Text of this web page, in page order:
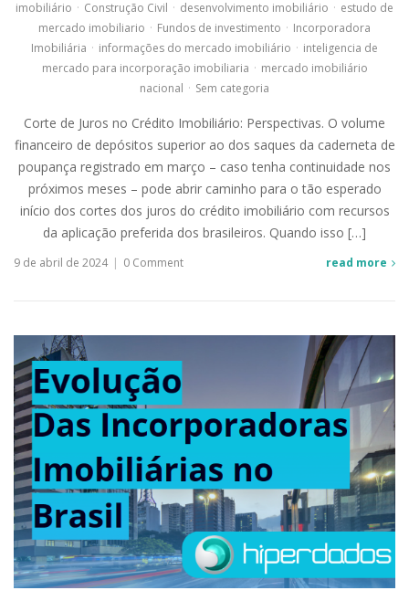
imobiliário · Construção Civil · desenvolvimento imobiliário · estudo de
mercado imobiliario · Fundos de investimento · Incorporadora
Imobiliária · informações do mercado imobiliário · inteligencia de
mercado para incorporação imobiliaria · mercado imobiliário
nacional · Sem categoria
Corte de Juros no Crédito Imobiliário: Perspectivas. O volume
financeiro de depósitos superior ao dos saques da caderneta de
poupança registrado em março – caso tenha continuidade nos
próximos meses – pode abrir caminho para o tão esperado
início dos cortes dos juros do crédito imobiliário com recursos
da aplicação preferida dos brasileiros. Quando isso […]
9 de abril de 2024 | 0 Comment read more